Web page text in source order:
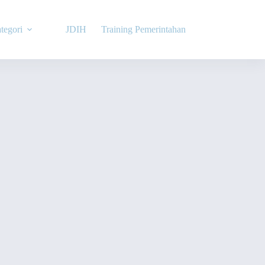
JDIH Training Pemerintahan